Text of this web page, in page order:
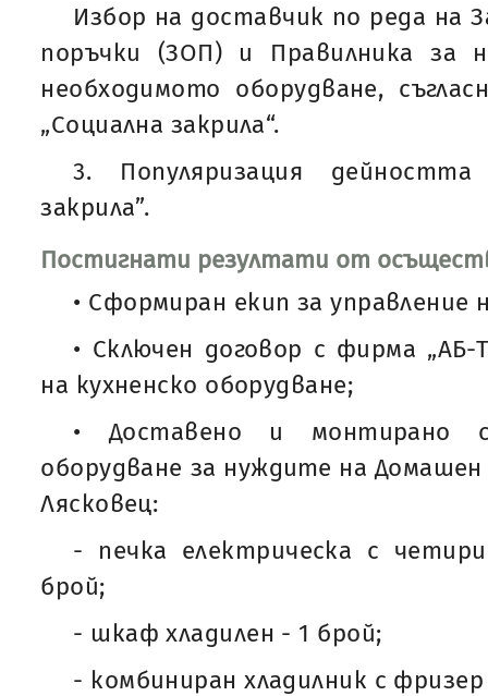
Избор на доставчик по реда на
поръчки (ЗОП) и Правилника за
необходимото оборудване,
„Социална закрила“.
3. Популяризация
закрила”.
Постигнати резултати от
• Сформиран екип за управление
• Сключен договор с фирма
на кухненско оборудване;
• Доставено и монтирано
оборудване за нуждите на
Лясковец:
- печка електрическа с
брой;
- шкаф хладилен - 1 брой;
- комбиниран хладилник с